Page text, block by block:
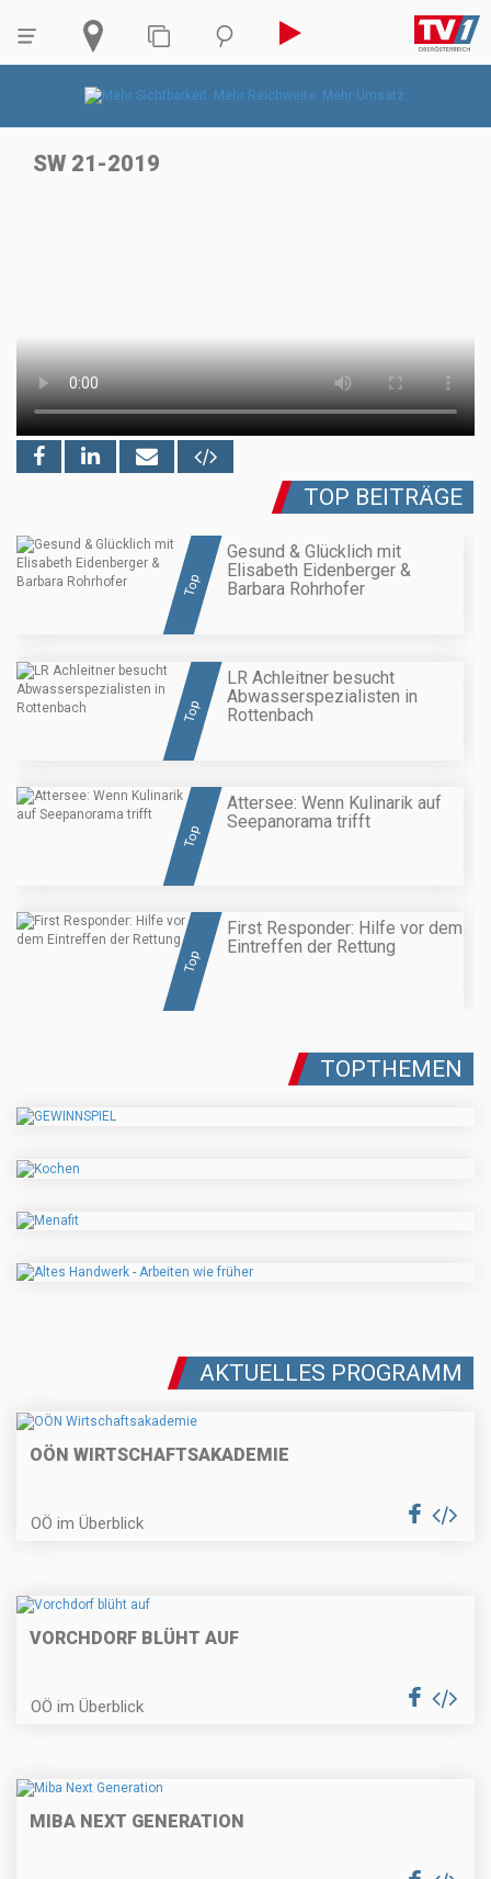
SW 21-2019
TOP BEITRÄGE
Top
Gesund & Glücklich mit
Elisabeth Eidenberger &
Barbara Rohrhofer
Top
LR Achleitner besucht
Abwasserspezialisten in
Rottenbach
Top
Attersee: Wenn Kulinarik auf
Seepanorama trifft
Top
First Responder: Hilfe vor dem
Eintreffen der Rettung
TOPTHEMEN
AKTUELLES PROGRAMM
OÖN WIRTSCHAFTSAKADEMIE
OÖ im Überblick
VORCHDORF BLÜHT AUF
OÖ im Überblick
MIBA NEXT GENERATION